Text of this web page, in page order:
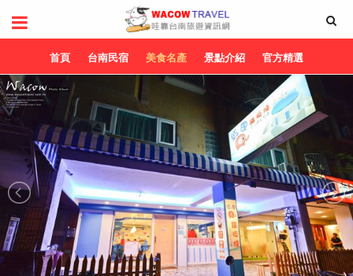
首頁 台南民宿 美食名產 景點介紹 官方精選